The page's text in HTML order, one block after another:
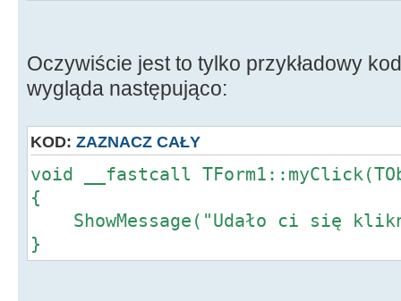
Oczywiście jest to tylko przykładowy
wygląda następująco:
KOD: ZAZNACZ CAŁY
void __fastcall
{
ShowMessage("Udało ci się
}